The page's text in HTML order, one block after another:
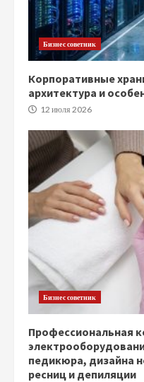
Бизнес советник
Корпоративные
архитектура и
12 июля 2026
Бизнес советник
Профессиональная
педикюра, дизайна
ресниц и депиляции